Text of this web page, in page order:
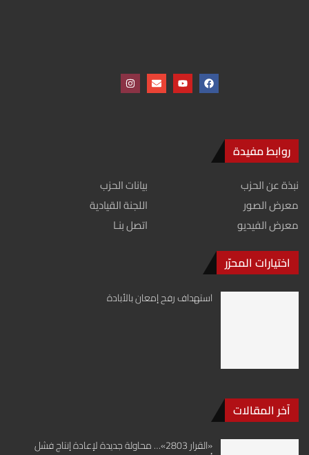
روابط مفيدة
نبذة عن الحزب
بيانات الحزب
معرض الصور
اللجنة القيادية
معرض الفيديو
اتصل بنـا
اختيارات المحرّر
استهداف رفح إمعان بالأبادة
آخر المقالات
«القرار 2803»… محاولة جديدة لإعادة إنتاج فشل